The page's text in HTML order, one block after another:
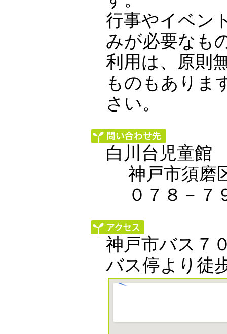
行事やイベン
みが必要なも
利用は、原則
ものもありま
さい。
白川台児童館
神戸市須磨
０７８－７
神戸市バス７
バス停より徒